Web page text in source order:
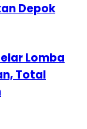
Depok
Lomba
Total